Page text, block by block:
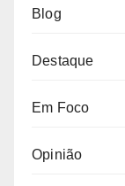
Blog
Destaque
Em Foco
Opinião